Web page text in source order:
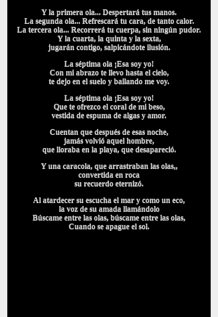
Y la primera ola... Despertará tus manos.
La segunda ola... Refrescará tu cara, de tanto calor.
La tercera ola... Recorrerá tu cuerpa, sin ningún pudor.
Y la cuarta, la quinta y la sexta,
jugarán contigo, salpicándote ilusión.
La séptima ola ¡Esa soy yo!
Con mi abrazo te llevo hasta el cielo,
te dejo en el suelo y bailando me voy.
La séptima ola ¡Esa soy yo!
Que te ofrezco el coral de mi beso,
vestida de espuma de algas y amor.
Cuentan que después de esas noche,
jamás volvió aquel hombre,
que lloraba en la playa, que desapareció.
Y una caracola, que arrastraban las olas,,
convertida en roca
su recuerdo eternizó.
Al atardecer su escucha el mar y como un eco,
la voz de su amada llamándolo
Búscame entre las olas, búscame entre las olas,
Cuando se apague el sol.